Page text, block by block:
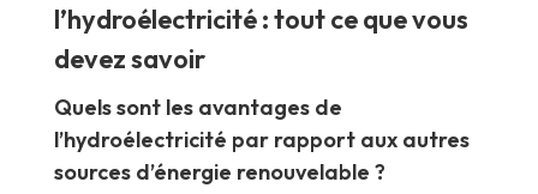
l’hydroélectricité : tout ce que vous
devez savoir
Quels sont les avantages de
l’hydroélectricité par rapport aux autres
sources d’énergie renouvelable ?